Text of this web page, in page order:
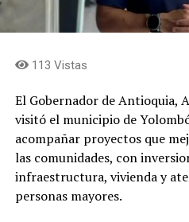
113 Vistas
El Gobernador de Antioquia,
visitó el municipio de
acompañar proyectos que
las comunidades, con
infraestructura, vivienda y
personas mayores.